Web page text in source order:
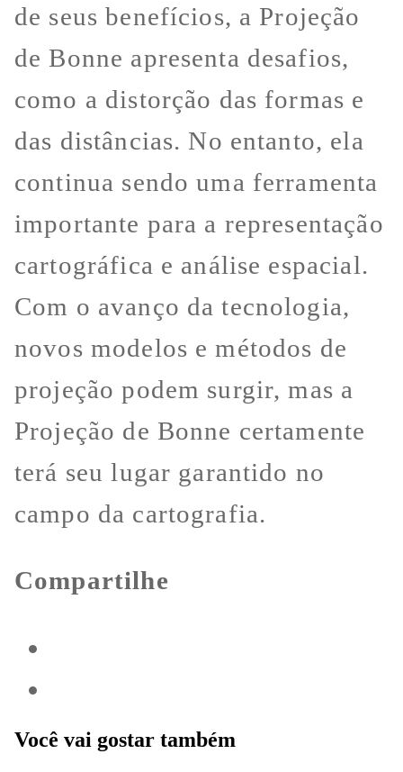
de seus benefícios, a Projeção
de Bonne apresenta desafios,
como a distorção das formas e
das distâncias. No entanto, ela
continua sendo uma ferramenta
importante para a representação
cartográfica e análise espacial.
Com o avanço da tecnologia,
novos modelos e métodos de
projeção podem surgir, mas a
Projeção de Bonne certamente
terá seu lugar garantido no
campo da cartografia.
Compartilhe
Você vai gostar também